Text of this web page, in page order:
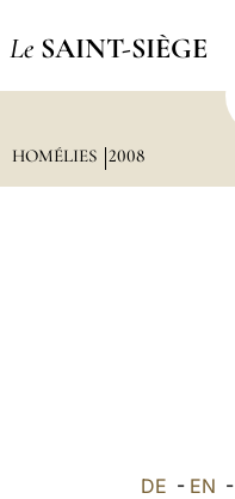
Le SAINT-SIÈGE
HOMÉLIES 2008
DE - EN -